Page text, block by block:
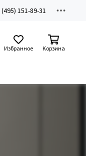
(495) 151-89-31
Избранное Корзина